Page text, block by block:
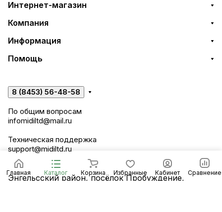
Главная Каталог Корзина Избранные Кабинет Сравнение
Интернет-магазин
Компания
Информация
Помощь
8 (8453) 56-48-58
По общим вопросам
infomidiltd@mail.ru
Техническая поддержка
support@midiltd.ru
Энгельсский район, посёлок Пробуждение,